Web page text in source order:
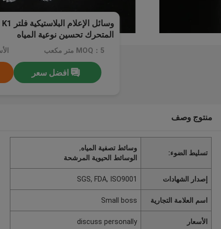
المتحرك تحسين نوعية المياه
MOQ：5 متر مكعب
افضل سعر
منتوج وصف
تسليط الضوء:
وسائط تصفية المياه,
الوسائط الحيوية المرشحة
إصدار الشهادات SGS, FDA, ISO9001
اسم العلامة التجارية Small boss
الأسعار discuss personally